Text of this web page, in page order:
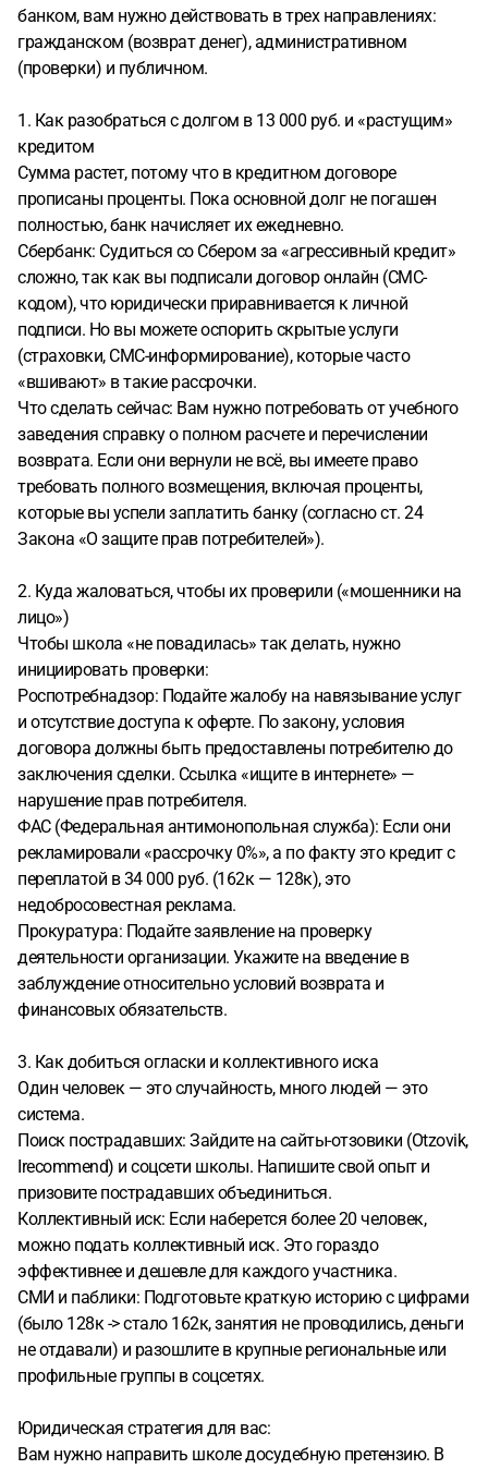
13000р. через те же 2 года состоянии стать
приммерно138500р. Мне нужен все знающий юрист кто
знает свое дело и может разобраться в цифрах кредита
них 138500р и можно Сбер тоже осудить за такой
агрессивный кредит. Выходит мошенничество с двух
сторон. И нужно это дело предать огласке чтоб все узнали
мошенников на лицо и тоже присоединились к нам, а их
не мало. У меня есть много информации. Напишите мне
lusi1982@mail.ru
банком, вам нужно действовать в трех направлениях:
гражданском (возврат денег), административном
(проверки) и публичном.
1. Как разобраться с долгом в 13 000 руб. и «растущим»
кредитом
Сумма растет, потому что в кредитном договоре
прописаны проценты. Пока основной долг не погашен
полностью, банк начисляет их ежедневно.
Сбербанк: Судиться со Сбером за «агрессивный кредит»
сложно, так как вы подписали договор онлайн (СМС-
кодом), что юридически приравнивается к личной
подписи. Но вы можете оспорить скрытые услуги
(страховки, СМС-информирование), которые часто
«вшивают» в такие рассрочки.
Что сделать сейчас: Вам нужно потребовать от учебного
заведения справку о полном расчете и перечислении
возврата. Если они вернули не всё, вы имеете право
требовать полного возмещения, включая проценты,
которые вы успели заплатить банку (согласно ст. 24
Закона «О защите прав потребителей»).
2. Куда жаловаться, чтобы их проверили («мошенники на
лицо»)
Чтобы школа «не повадилась» так делать, нужно
инициировать проверки:
Роспотребнадзор: Подайте жалобу на навязывание услуг
и отсутствие доступа к оферте. По закону, условия
договора должны быть предоставлены потребителю до
заключения сделки. Ссылка «ищите в интернете» —
нарушение прав потребителя.
ФАС (Федеральная антимонопольная служба): Если они
рекламировали «рассрочку 0%», а по факту это кредит с
переплатой в 34 000 руб. (162к — 128к), это
недобросовестная реклама.
Прокуратура: Подайте заявление на проверку
деятельности организации. Укажите на введение в
заблуждение относительно условий возврата и
финансовых обязательств.
3. Как добиться огласки и коллективного иска
Один человек — это случайность, много людей — это
система.
Поиск пострадавших: Зайдите на сайты-отзовики (Otzovik,
Irecommend) и соцсети школы. Напишите свой опыт и
призовите пострадавших объединиться.
Коллективный иск: Если наберется более 20 человек,
можно подать коллективный иск. Это гораздо
эффективнее и дешевле для каждого участника.
СМИ и паблики: Подготовьте краткую историю с цифрами
(было 128к -> стало 162к, занятия не проводились, деньги
не отдавали) и разошлите в крупные региональные или
профильные группы в соцсетях.
Юридическая стратегия для вас:
Вам нужно направить школе досудебную претензию. В